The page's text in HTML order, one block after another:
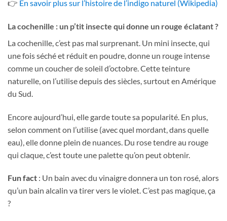
👉 En savoir plus sur l’histoire de l’indigo naturel (Wikipedia)
La cochenille : un p’tit insecte qui donne un rouge éclatant ?
La cochenille, c’est pas mal surprenant. Un mini insecte, qui
une fois séché et réduit en poudre, donne un rouge intense
comme un coucher de soleil d’octobre. Cette teinture
naturelle, on l’utilise depuis des siècles, surtout en Amérique
du Sud.
Encore aujourd’hui, elle garde toute sa popularité. En plus,
selon comment on l’utilise (avec quel mordant, dans quelle
eau), elle donne plein de nuances. Du rose tendre au rouge
qui claque, c’est toute une palette qu’on peut obtenir.
Fun fact : Un bain avec du vinaigre donnera un ton rosé, alors
qu’un bain alcalin va tirer vers le violet. C’est pas magique, ça
?